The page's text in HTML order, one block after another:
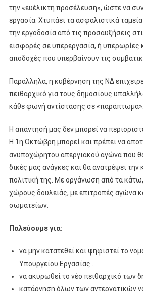
την «ευέλικτη προσέλευση», ώστε να
εργασία. Χτυπάει τα ασφαλιστικά
την εργοδοσία από τις προσαυξήσεις
εισφορές σε υπερεργασία, ή υπερωρίες
αποδοχές που υπερβαίνουν τις
Παράλληλα, η κυβέρνηση της ΝΔ
πειθαρχικό για τους δημοσίους
κάθε φωνή αντίστασης σε «παράπτωμα».
Η απάντησή μας δεν μπορεί να
Η 1η Οκτώβρη μπορεί και πρέπει να
ανυποχώρητου απεργιακού αγώνα που
δικές μας ανάγκες και θα ανατρέψει την
πολιτική της. Με οργάνωση από τα
χώρους δουλειάς, με επιτροπές αγώνα
σωματείων.
Παλεύουμε για:
να μην κατατεθεί και ψηφιστεί το
Υπουργείου Εργασίας .
να ακυρωθεί το νέο πειθαρχικό των
κατάργηση όλων των αντεργατικών